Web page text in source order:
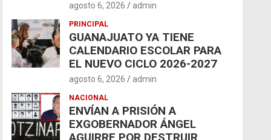
agosto 6, 2026 admin
PRINCIPAL
GUANAJUATO YA TIENE
CALENDARIO ESCOLAR PARA
EL NUEVO CICLO 2026-2027
agosto 6, 2026 admin
NACIONAL
ENVÍAN A PRISIÓN A
EXGOBERNADOR ÁNGEL